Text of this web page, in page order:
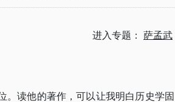
进入专题： 萨孟武
。读他的著作，可以让我明白历史学固